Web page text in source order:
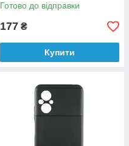
Готово до відправки
177 ₴
Купити